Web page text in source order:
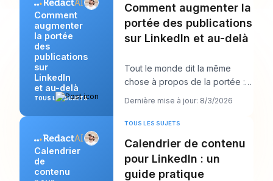
Comment
augmenter
la portée
des
publications
sur
LinkedIn
et au-delà
TOUS LES SUJETS
Comment augmenter la
portée des publications
sur LinkedIn et au-delà
Tout le monde dit la même
chose à propos de la portée :
publiez plus. Ce conseil semble
Dernière mise à jour: 8/3/2026
Calendrier
de
contenu
TOUS LES SUJETS
Calendrier de contenu
pour LinkedIn : un
guide pratique